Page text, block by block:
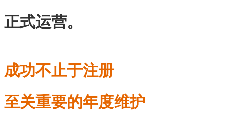
正式运营。
成功不止于注册
至关重要的年度维护